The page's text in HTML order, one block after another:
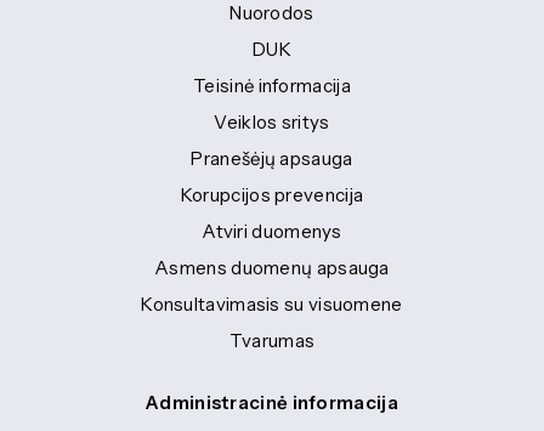
Nuorodos
DUK
Teisinė informacija
Veiklos sritys
Pranešėjų apsauga
Korupcijos prevencija
Atviri duomenys
Asmens duomenų apsauga
Konsultavimasis su visuomene
Tvarumas
Administracinė informacija